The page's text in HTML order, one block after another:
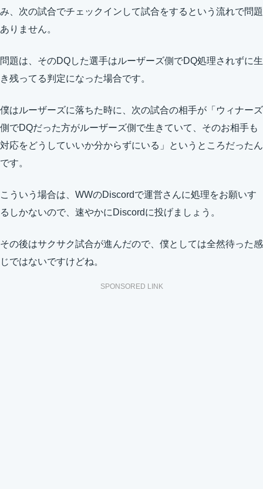
み、次の試合でチェックインして試合をするという流れで問題
ありません。
問題は、そのDQした選手はルーザーズ側でDQ処理されずに生
き残ってる判定になった場合です。
僕はルーザーズに落ちた時に、次の試合の相手が「ウィナーズ
側でDQだった方がルーザーズ側で生きていて、そのお相手も
対応をどうしていいか分からずにいる」というところだったん
です。
こういう場合は、WWのDiscordで運営さんに処理をお願いす
るしかないので、速やかにDiscordに投げましょう。
その後はサクサク試合が進んだので、僕としては全然待った感
じではないですけどね。
SPONSORED LINK